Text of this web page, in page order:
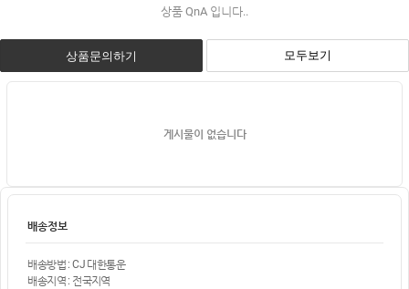
상품 QnA 입니다..
상품문의하기 모두보기
게시물이 없습니다
배송정보
배송방법 : CJ 대한통운
배송지역 : 전국지역